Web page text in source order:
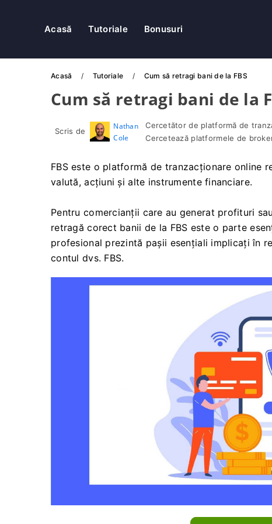
Acasă Tutoriale Bonusuri
Acasă Tutoriale Cum să retragi bani de la FBS
Cum să retragi bani de la
Scris de
Nathan
Cole
Cercetător de platformă de
Cercetează platformele de
FBS este o platformă de tranzacționare online
valută, acțiuni și alte instrumente financiare.
Pentru comercianții care au generat profituri
retragă corect banii de la FBS este o parte
profesional prezintă pașii esențiali implicați în
contul dvs. FBS.